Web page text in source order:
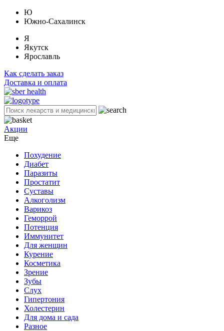
Ю
Южно-Сахалинск
Я
Якутск
Ярославль
Как сделать заказ
Доставка и оплата
Акции
Еще
Похудение
Диабет
Паразиты
Простатит
Суставы
Алкоголизм
Варикоз
Геморрой
Потенция
Иммунитет
Для женщин
Курение
Косметика
Зрение
Зубы
Слух
Гипертония
Холестерин
Для дома и сада
Разное